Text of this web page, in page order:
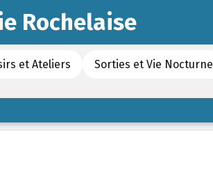
Rochelaise
et Ateliers Sorties et Vie Nocturne